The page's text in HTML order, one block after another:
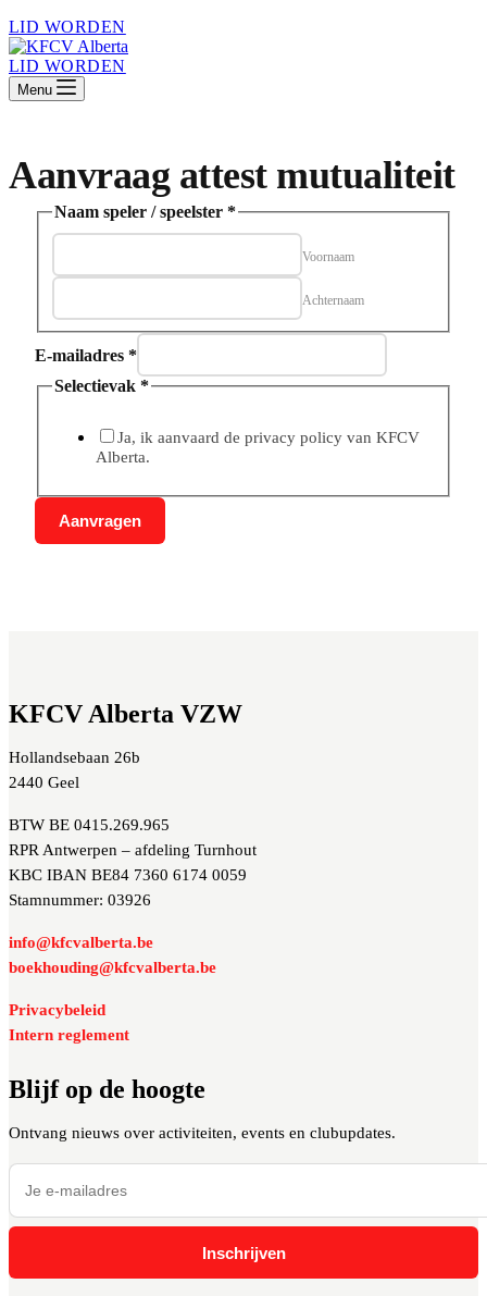
LID WORDEN
LID WORDEN
Menu
Aanvraag attest mutualiteit
Selectievak
speler
Naam speler / speelster *
Voornaam
Achternaam
E-mailadres *
Selectievak *
Ja, ik aanvaard de privacy policy van KFCV
Alberta.
Aanvragen
KFCV Alberta VZW
Hollandsebaan 26b
2440 Geel
BTW BE 0415.269.965
RPR Antwerpen – afdeling Turnhout
KBC IBAN BE84 7360 6174 0059
Stamnummer: 03926
info@kfcvalberta.be
boekhouding@kfcvalberta.be
Privacybeleid
Intern reglement
Blijf op de hoogte
Ontvang nieuws over activiteiten, events en clubupdates.
Inschrijven